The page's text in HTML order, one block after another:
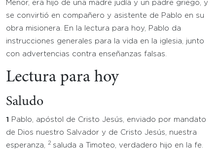
Menor, era hijo de una madre judía y un padre griego, y
se convirtió en compañero y asistente de Pablo en su
obra misionera. En la lectura para hoy, Pablo da
instrucciones generales para la vida en la iglesia, junto
con advertencias contra enseñanzas falsas.
Lectura para hoy
Saludo
1
Pablo, apóstol de Cristo Jesús, enviado por mandato
de Dios nuestro Salvador y de Cristo Jesús, nuestra
esperanza,
2 saluda a Timoteo, verdadero hijo en la fe.